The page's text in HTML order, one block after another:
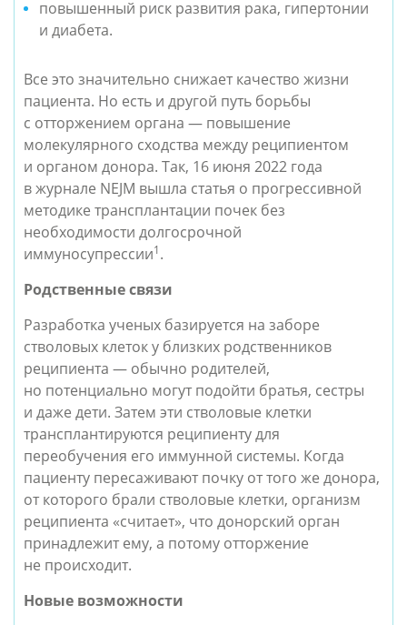
повышенный риск развития рака, гипертонии
и диабета.
Все это значительно снижает качество жизни
пациента. Но есть и другой путь борьбы
с отторжением органа — повышение
молекулярного сходства между реципиентом
и органом донора. Так, 16 июня 2022 года
в журнале NEJM вышла статья о прогрессивной
методике трансплантации почек без
необходимости долгосрочной
иммуносупрессии1.
Родственные связи
Разработка ученых базируется на заборе
стволовых клеток у близких родственников
реципиента — обычно родителей,
но потенциально могут подойти братья, сестры
и даже дети. Затем эти стволовые клетки
трансплантируются реципиенту для
переобучения его иммунной системы. Когда
пациенту пересаживают почку от того же донора,
от которого брали стволовые клетки, организм
реципиента «считает», что донорский орган
принадлежит ему, а потому отторжение
не происходит.
Новые возможности